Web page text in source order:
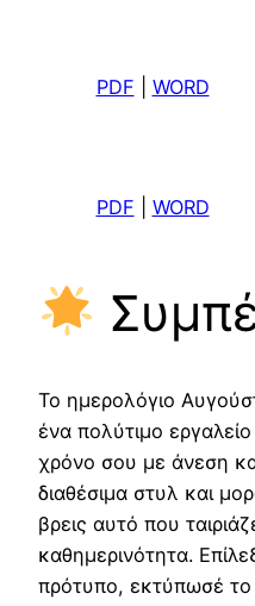
PDF WORD
PDF WORD
Το ημερολόγιο
ένα πολύτιμο
χρόνο σου με άνεση
διαθέσιμα στυλ και
βρεις αυτό που
καθημερινότητα.
πρότυπο, εκτύπωσέ